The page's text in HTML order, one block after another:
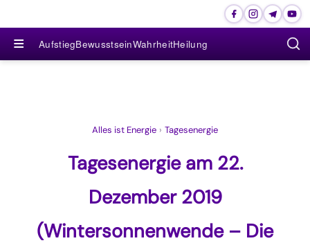
≡ AufstiegBewusstseinWahrheitHeilung
Alles ist Energie › Tagesenergie
Tagesenergie am 22.
Dezember 2019
(Wintersonnenwende – Die